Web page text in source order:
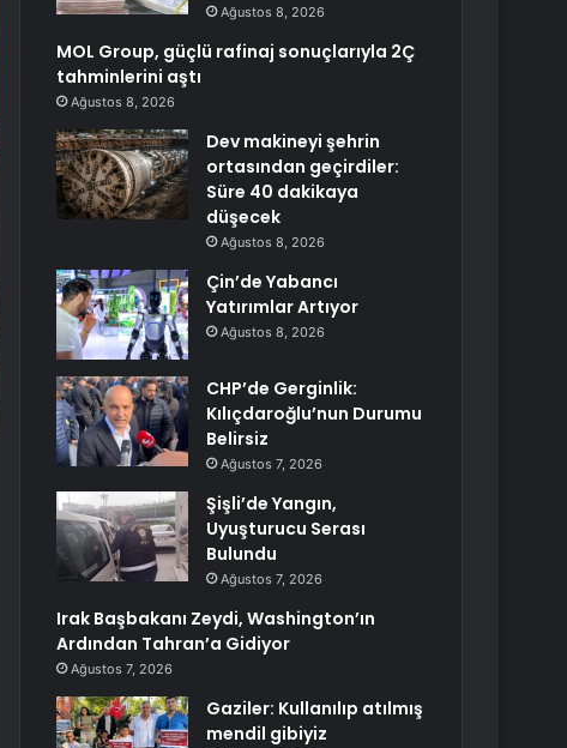
Ağustos 8, 2026
MOL Group, güçlü rafinaj sonuçlarıyla 2Ç
tahminlerini aştı
Ağustos 8, 2026
Dev makineyi şehrin
ortasından geçirdiler:
Süre 40 dakikaya
düşecek
Ağustos 8, 2026
Çin’de Yabancı
Yatırımlar Artıyor
Ağustos 8, 2026
CHP’de Gerginlik:
Kılıçdaroğlu’nun Durumu
Belirsiz
Ağustos 7, 2026
Şişli’de Yangın,
Uyuşturucu Serası
Bulundu
Ağustos 7, 2026
Irak Başbakanı Zeydi, Washington’ın
Ardından Tahran’a Gidiyor
Ağustos 7, 2026
Gaziler: Kullanılıp atılmış
mendil gibiyiz